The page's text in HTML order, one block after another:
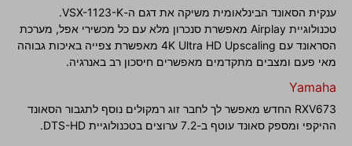
ענקית הסאונד הבינלאומית משיקה את דגם ה-VSX-1123-K.
טכנולוגיית Airplay מאפשרת סנכרון מלא עם כל מכשירי אפל, מערכת
הסראונד עם 4K Ultra HD Upscaling מאפשרת צפייה באיכות גבוהה
מאי פעם ומצבים מתקדמים מאפשרים חיסכון רב באנרגיה.
Yamaha
RXV673 החדש מאפשר לך לחבר זוג רמקולים נוסף לתגבור הסאונד
ההיקפי ומספק סאונד עוטף ב-7.2 ערוצים בטכנולוגיית DTS-HD.